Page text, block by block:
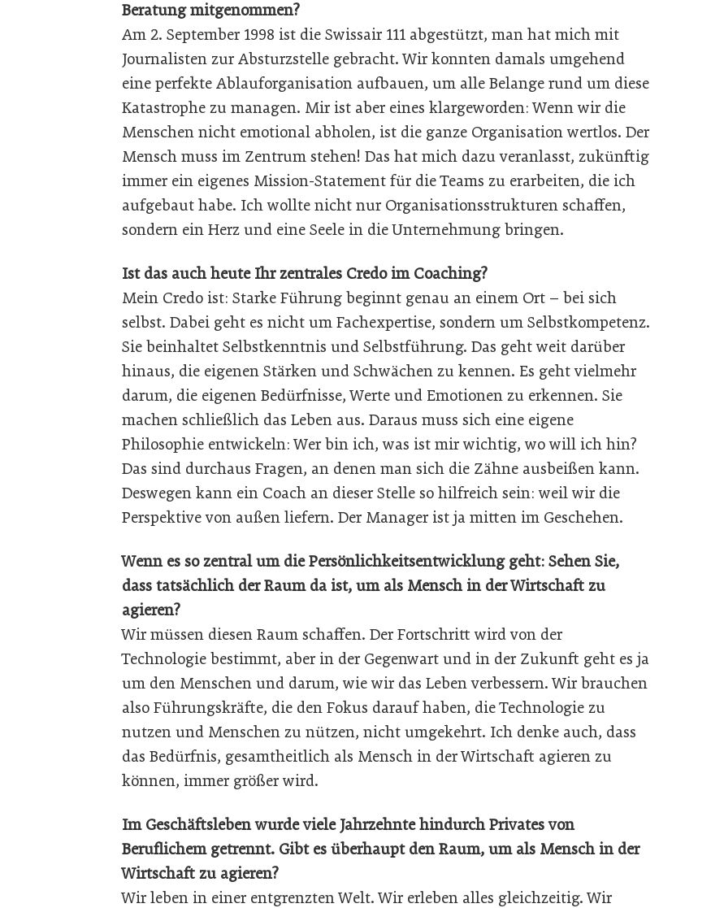
Beratung mitgenommen?
Am 2. September 1998 ist die Swissair 111 abgestützt, man hat mich mit
Journalisten zur Absturzstelle gebracht. Wir konnten damals umgehend
eine perfekte Ablauforganisation aufbauen, um alle Belange rund um diese
Katastrophe zu managen. Mir ist aber eines klargeworden: Wenn wir die
Menschen nicht emotional abholen, ist die ganze Organisation wertlos. Der
Mensch muss im Zentrum stehen! Das hat mich dazu veranlasst, zukünftig
immer ein eigenes Mission-Statement für die Teams zu erarbeiten, die ich
aufgebaut habe. Ich wollte nicht nur Organisationsstrukturen schaffen,
sondern ein Herz und eine Seele in die Unternehmung bringen.
Ist das auch heute Ihr zentrales Credo im Coaching?
Mein Credo ist: Starke Führung beginnt genau an einem Ort – bei sich
selbst. Dabei geht es nicht um Fachexpertise, sondern um Selbstkompetenz.
Sie beinhaltet Selbstkenntnis und Selbstführung. Das geht weit darüber
hinaus, die eigenen Stärken und Schwächen zu kennen. Es geht vielmehr
darum, die eigenen Bedürfnisse, Werte und Emotionen zu erkennen. Sie
machen schließlich das Leben aus. Daraus muss sich eine eigene
Philosophie entwickeln: Wer bin ich, was ist mir wichtig, wo will ich hin?
Das sind durchaus Fragen, an denen man sich die Zähne ausbeißen kann.
Deswegen kann ein Coach an dieser Stelle so hilfreich sein: weil wir die
Perspektive von außen liefern. Der Manager ist ja mitten im Geschehen.
Wenn es so zentral um die Persönlichkeitsentwicklung geht: Sehen Sie,
dass tatsächlich der Raum da ist, um als Mensch in der Wirtschaft zu
agieren?
Wir müssen diesen Raum schaffen. Der Fortschritt wird von der
Technologie bestimmt, aber in der Gegenwart und in der Zukunft geht es ja
um den Menschen und darum, wie wir das Leben verbessern. Wir brauchen
also Führungskräfte, die den Fokus darauf haben, die Technologie zu
nutzen und Menschen zu nützen, nicht umgekehrt. Ich denke auch, dass
das Bedürfnis, gesamtheitlich als Mensch in der Wirtschaft agieren zu
können, immer größer wird.
Im Geschäftsleben wurde viele Jahrzehnte hindurch Privates von
Beruflichem getrennt. Gibt es überhaupt den Raum, um als Mensch in der
Wirtschaft zu agieren?
Wir leben in einer entgrenzten Welt. Wir erleben alles gleichzeitig. Wir